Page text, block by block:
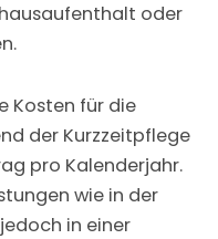
oder
Kosten für die
der Kurzzeitpflege
pro Kalenderjahr.
wie in der
in einer